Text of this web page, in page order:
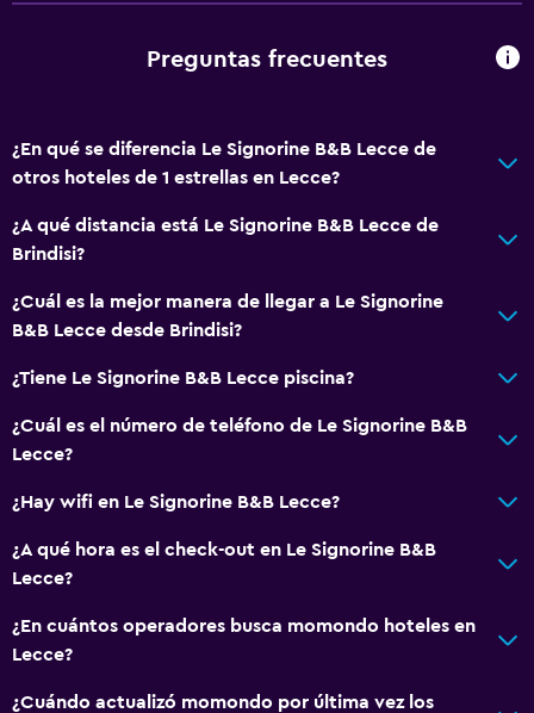
Preguntas frecuentes
¿En qué se diferencia Le Signorine B&B Lecce de
otros hoteles de 1 estrellas en Lecce?
¿A qué distancia está Le Signorine B&B Lecce de
Brindisi?
¿Cuál es la mejor manera de llegar a Le Signorine
B&B Lecce desde Brindisi?
¿Tiene Le Signorine B&B Lecce piscina?
¿Cuál es el número de teléfono de Le Signorine B&B
Lecce?
¿Hay wifi en Le Signorine B&B Lecce?
¿A qué hora es el check-out en Le Signorine B&B
Lecce?
¿En cuántos operadores busca momondo hoteles en
Lecce?
¿Cuándo actualizó momondo por última vez los